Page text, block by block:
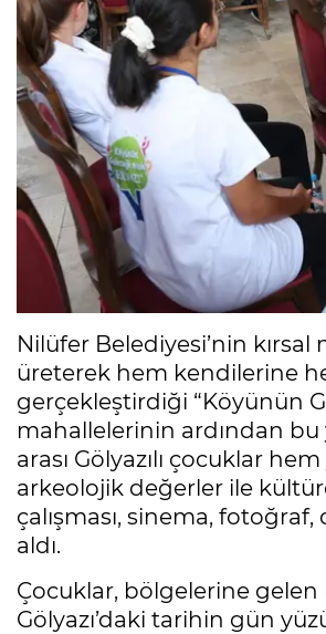
Nilüfer Belediyesi’nin
üreterek hem kendilerine
gerçekleştirdiği “Köyünün
mahallelerinin ardından bu
arası Gölyazılı çocuklar
arkeolojik değerler ile
çalışması, sinema,
aldı.
Çocuklar, bölgelerine gelen
Gölyazı’daki tarihin gün